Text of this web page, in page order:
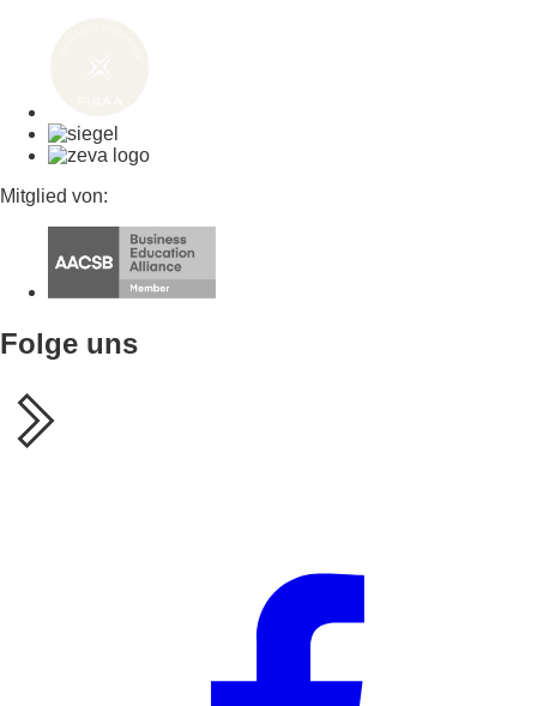
Mitglied von:
Folge uns